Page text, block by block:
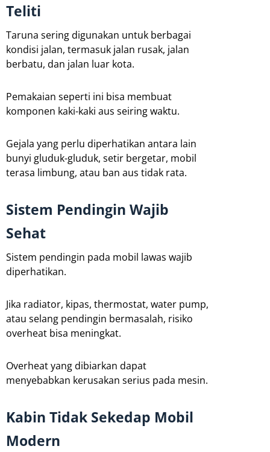
Teliti
Taruna sering digunakan untuk berbagai
kondisi jalan, termasuk jalan rusak, jalan
berbatu, dan jalan luar kota.
Pemakaian seperti ini bisa membuat
komponen kaki-kaki aus seiring waktu.
Gejala yang perlu diperhatikan antara lain
bunyi gluduk-gluduk, setir bergetar, mobil
terasa limbung, atau ban aus tidak rata.
Sistem Pendingin Wajib
Sehat
Sistem pendingin pada mobil lawas wajib
diperhatikan.
Jika radiator, kipas, thermostat, water pump,
atau selang pendingin bermasalah, risiko
overheat bisa meningkat.
Overheat yang dibiarkan dapat
menyebabkan kerusakan serius pada mesin.
Kabin Tidak Sekedap Mobil
Modern